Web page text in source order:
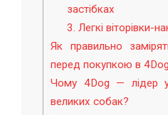
застібках
3. Легкі віторівки-
Як правильно
перед покупкою в 4Dog
Чому 4Dog — лідер
великих собак?